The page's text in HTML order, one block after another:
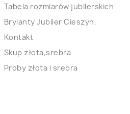
Tabela rozmiarów jubilerskich
Brylanty Jubiler Cieszyn.
Kontakt
Skup złota,srebra
Proby złota i srebra